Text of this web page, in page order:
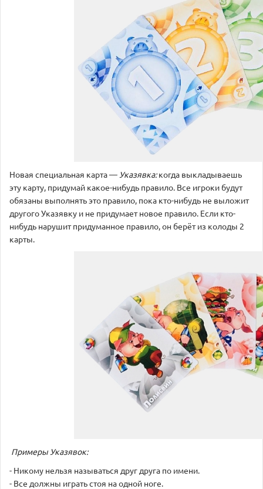
Новая специальная карта — Указявка:когда выкладываешь
эту карту, придумай какое-нибудь правило. Все игроки будут
обязаны выполнять это правило, пока кто-нибудь не выложит
другого Указявку и не придумает новое правило. Если кто-
нибудь нарушит придуманное правило, он берёт из колоды 2
карты.
Примеры Указявок:
- Никому нельзя называться друг друга по имени.
- Все должны играть стоя на одной ноге.